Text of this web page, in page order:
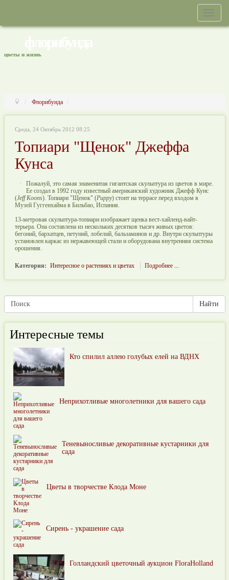
цветы и жизнь
Флорибунда
Среда, 24 Октябрь 2012 08:25
Топиари "Щенок" Джеффа
Кунса
Пожалуй, это самая знаменитая гигантская скульптура из цветов в мире.
Ее создал в 1992 году известный американский художник Джефф Кунс
(Jeff Koons). Топиари "Щенок" (Puppy) стоит на террасе перед входом в
Музей Гуггенхайма в Бильбао, Испания.
13-метровая скульптура-топиари изображает щенка вест-хайленд-вайт-
терьера. Она составлена из нескольких десятков тысяч живых цветов:
бегоний, бархатцев, петуний, лобелий, бальзаминов и др. Внутри скульптуры
установлен каркас из нержавеющей стали и оборудована внутренняя система
орошения.
Категория: Интересное о растениях и цветах Подробнее ...
Интересные темы
Кто спилил аллею голубых елей на ВДНХ
Неприхотливые многолетники для вашего сада
Теневыносливые декоративные кустарники для
сада
Цветы в творчестве Клода Моне
Сирень - украшение сада
Голландский цветочный аукцион FloraHolland